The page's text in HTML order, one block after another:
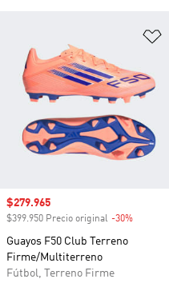
Precio de venta
$279.965
$399.950 Precio original -30%
Guayos F50 Club Terreno
Firme/Multiterreno
Fútbol, Terreno Firme